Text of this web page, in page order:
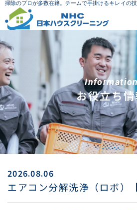
Information
お役立ち
2026.08.06
エアコン分解洗浄（ロボ）